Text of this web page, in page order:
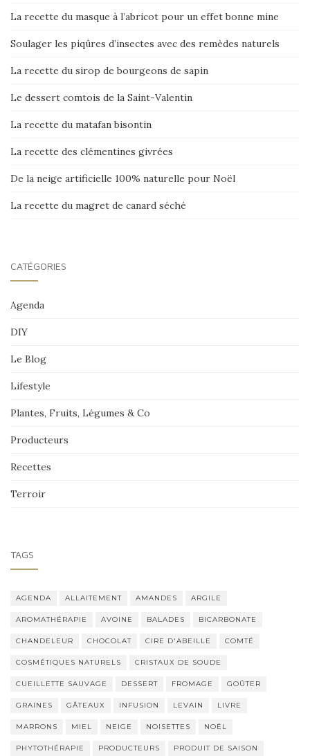
La recette du masque à l’abricot pour un effet bonne mine
Soulager les piqûres d’insectes avec des remèdes naturels
La recette du sirop de bourgeons de sapin
Le dessert comtois de la Saint-Valentin
La recette du matafan bisontin
La recette des clémentines givrées
De la neige artificielle 100% naturelle pour Noël
La recette du magret de canard séché
CATÉGORIES
Agenda
DIY
Le Blog
Lifestyle
Plantes, Fruits, Légumes & Co
Producteurs
Recettes
Terroir
TAGS
AGENDA ALLAITEMENT AMANDES ARGILE
AROMATHÉRAPIE AVOINE BALADES BICARBONATE
CHANDELEUR CHOCOLAT CIRE D'ABEILLE COMTÉ
COSMÉTIQUES NATURELS CRISTAUX DE SOUDE
CUEILLETTE SAUVAGE DESSERT FROMAGE GOÛTER
GRAINES GÂTEAUX INFUSION LEVAIN LIVRE
MARRONS MIEL NEIGE NOISETTES NOËL
PHYTOTHÉRAPIE PRODUCTEURS PRODUIT DE SAISON